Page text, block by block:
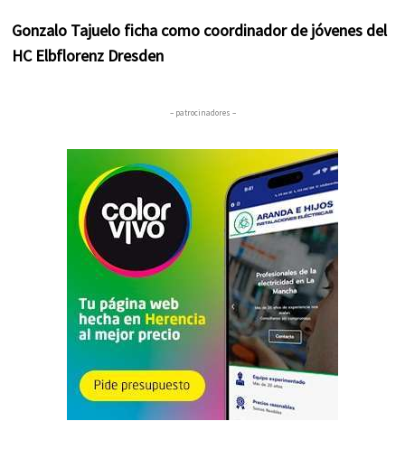
Gonzalo Tajuelo ficha como coordinador de jóvenes del
HC Elbflorenz Dresden
– patrocinadores –